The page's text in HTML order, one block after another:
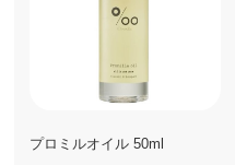
プロミルオイル 50ml